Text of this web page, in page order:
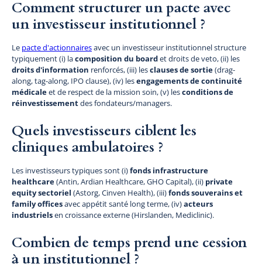
Comment structurer un pacte avec
un investisseur institutionnel ?
Le pacte d'actionnairesavec un investisseur institutionnel structure
typiquement (i) lacomposition du boardet droits de veto, (ii) les
droits d'information renforcés, (iii) lesclauses de sortie(drag-
along, tag-along, IPO clause), (iv) lesengagements de continuité
médicaleet de respect de la mission soin, (v) lesconditions de
réinvestissementdes fondateurs/managers.
Quels investisseurs ciblent les
cliniques ambulatoires ?
Les investisseurs typiques sont (i)fonds infrastructure
healthcare(Antin, Ardian Healthcare, GHO Capital), (ii) private
equity sectoriel (Astorg, Cinven Health), (iii)fonds souverains et
family officesavec appétit santé long terme, (iv)acteurs
industrielsen croissance externe (Hirslanden, Mediclinic).
Combien de temps prend une cession
à un institutionnel ?